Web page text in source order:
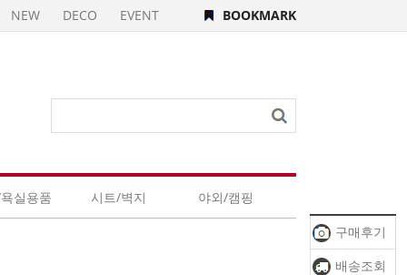
구매후기
배송조회
NEW DECO EVENT BOOKMARK
실용품 시트/벽지 야외/캠핑